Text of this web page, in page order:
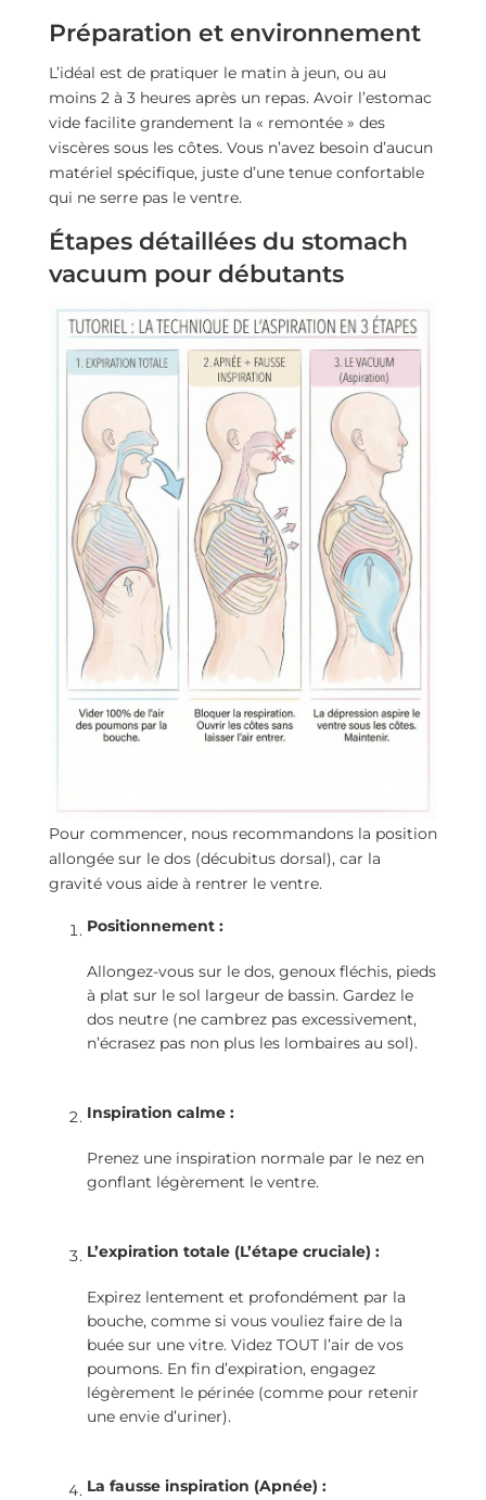
Préparation et environnement
L’idéal est de pratiquer le matin à jeun, ou au
moins 2 à 3 heures après un repas. Avoir l’estomac
vide facilite grandement la « remontée » des
viscères sous les côtes. Vous n’avez besoin d’aucun
matériel spécifique, juste d’une tenue confortable
qui ne serre pas le ventre.
Étapes détaillées du stomach
vacuum pour débutants
Pour commencer, nous recommandons la position
allongée sur le dos (décubitus dorsal), car la
gravité vous aide à rentrer le ventre.
Positionnement :
Allongez-vous sur le dos, genoux fléchis, pieds
à plat sur le sol largeur de bassin. Gardez le
dos neutre (ne cambrez pas excessivement,
n’écrasez pas non plus les lombaires au sol).
Inspiration calme :
Prenez une inspiration normale par le nez en
gonflant légèrement le ventre.
L’expiration totale (L’étape cruciale) :
Expirez lentement et profondément par la
bouche, comme si vous vouliez faire de la
buée sur une vitre. Videz TOUT l’air de vos
poumons. En fin d’expiration, engagez
légèrement le périnée (comme pour retenir
une envie d’uriner).
La fausse inspiration (Apnée) :